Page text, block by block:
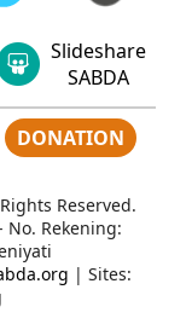
Slideshare
SABDA
DONATION
Reserved.
No. Rekening:
| Sites: